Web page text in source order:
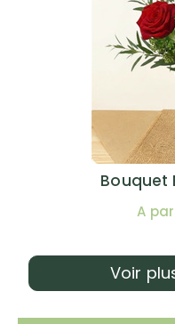
Bouquet
A
Voir